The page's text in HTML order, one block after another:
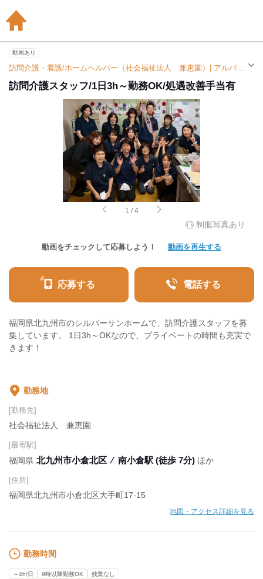
動画あり
訪問介護・看護/ホームヘルパー（社会福祉法人 兼恵園）| アルバイト・パート求人（南小倉駅）
訪問介護スタッフ/1日3h～勤務OK/処遇改善手当有
1 /4
制服写真あり
動画をチェックして応募しよう！ 動画を再生する
応募する 電話する
福岡県北九州市のシルバーサンホームで、訪問介護スタッフを募
集しています。 1日3h～OKなので、プライベートの時間も充実で
きます！
勤務地
[勤務先]
社会福祉法人 兼恵園
[最寄駅]
福岡県 北九州市小倉北区 ⁄ 南小倉駅 (徒歩 7分) ほか
[住所]
福岡県北九州市小倉北区大手町17-15
地図・アクセス詳細を見る
勤務時間
～4h/日 9時以降勤務OK 残業なし